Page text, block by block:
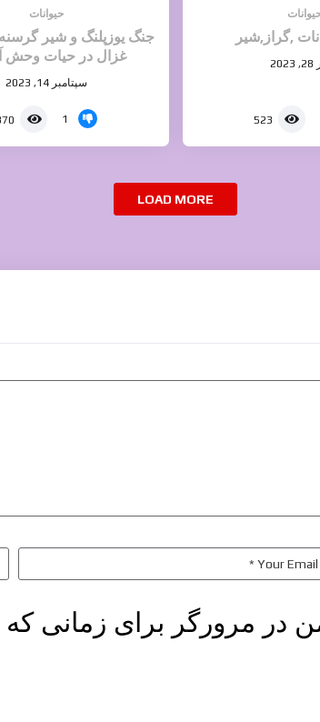
,گراز,شیر
523
حیوانات
جنگ یوزپلنگ و شیر
غزال در حیات وحش
سپتامبر 14, 2023
1
LOAD MORE
در مرورگر برای زمانی